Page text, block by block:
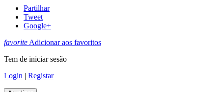
Partilhar
Tweet
Google+
favoriteAdicionar aos favoritos
Tem de iniciar sesão
Login | Registar